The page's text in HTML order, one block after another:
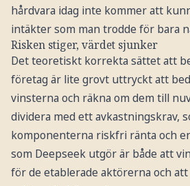
hårdvara idag inte kommer att
intäkter som man trodde för bara
Risken stiger, värdet sjunker
Det teoretiskt korrekta sättet att
företag är lite grovt uttryckt att
vinsterna och räkna om dem till
dividera med ett avkastningskrav,
komponenterna riskfri ränta och
som Deepseek utgör är både att
för de etablerade aktörerna och